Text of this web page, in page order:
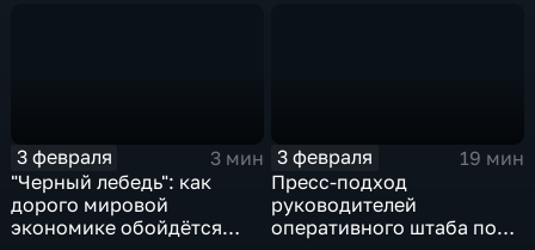
3 февраля
3 мин
"Черный лебедь": как
дорого мировой
экономике обойдётся
3 февраля
19 мин
Пресс-подход
руководителей
оперативного штаба по